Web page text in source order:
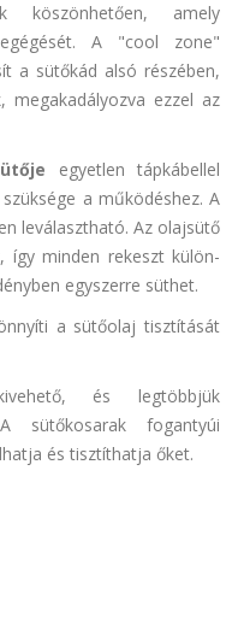
köszönhetően, amely
A "cool zone"
a sütőkád alsó részében,
megakadályozva ezzel az
egyetlen tápkábellel
a működéshez. A
leválasztható. Az olajsütő
így minden rekeszt külön-
egyszerre süthet.
a sütőolaj tisztítását
és legtöbbjük
sütőkosarak fogantyúi
és tisztíthatja őket.